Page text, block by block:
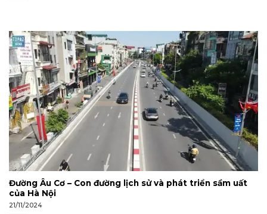
Đường Âu Cơ – Con đường lịch sử và phát triển sầm uất
của Hà Nội
21/11/2024